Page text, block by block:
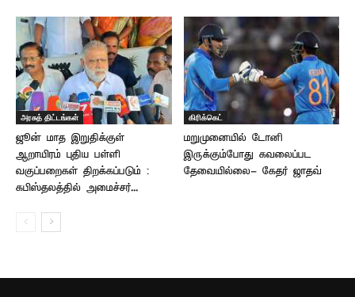
அரசுத் திட்டங்கள்
ஜூன் மாத இறுதிக்குள்
ஆறாயிரம் புதிய பள்ளி
வகுப்பறைகள் திறக்கப்படும் :
கபிஸ்தலத்தில் அமைச்சர்...
கிரிக்கெட்
மறுமுனையில் டோனி
இருக்கும்போது கவலைப்பட
தேவையில்லை- கேதர் ஜாதவ்